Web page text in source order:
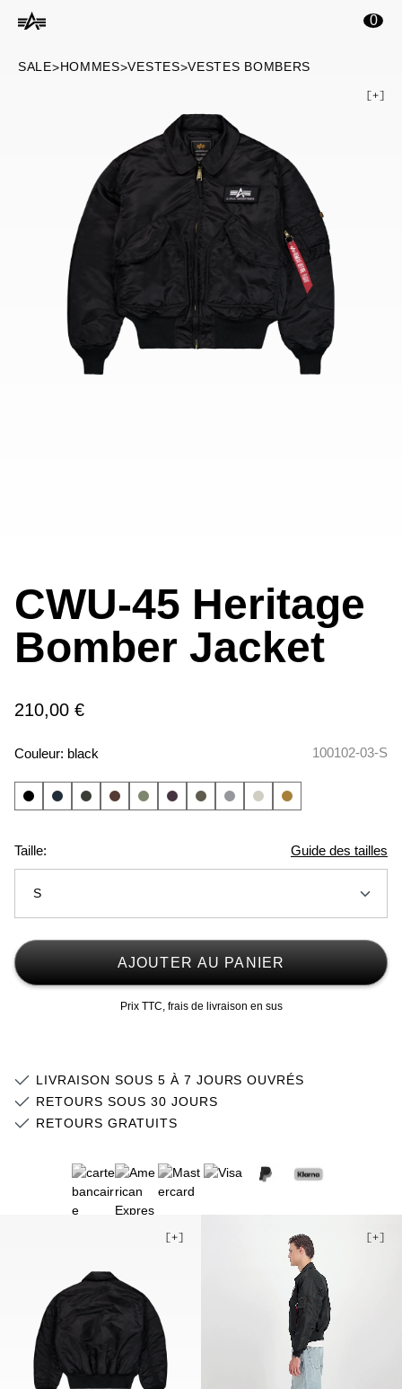
principal 0
SALE>HOMMES>VESTES>VESTES BOMBERS
CWU-45 Heritage
Bomber Jacket
210,00 €
Couleur: black 100102-03-S
Taille: Guide des tailles
S
XS
L
Stock faible
5XL
AJOUTER AU PANIER
Prix TTC, frais de livraison en sus
LIVRAISON SOUS 5 À 7 JOURS OUVRÉS
RETOURS SOUS 30 JOURS
RETOURS GRATUITS